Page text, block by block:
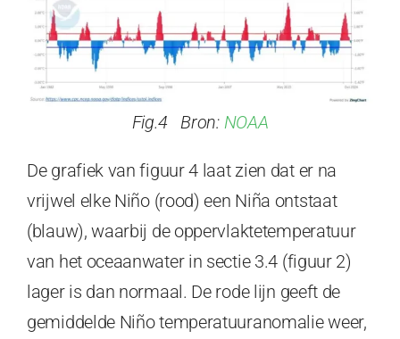
Fig.4 Bron: NOAA
De grafiek van figuur 4 laat zien dat er na
vrijwel elke Niño (rood) een Niña ontstaat
(blauw), waarbij de oppervlaktetemperatuur
van het oceaanwater in sectie 3.4 (figuur 2)
lager is dan normaal. De rode lijn geeft de
gemiddelde Niño temperatuuranomalie weer,